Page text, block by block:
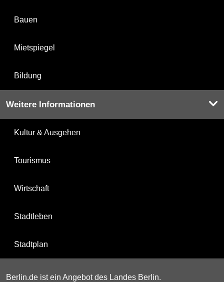
Bauen
Mietspiegel
Bildung
Weitere Informationen
Kultur & Ausgehen
Tourismus
Wirtschaft
Stadtleben
Stadtplan
Berlin.de ist ein Angebot des Landes Berlin.